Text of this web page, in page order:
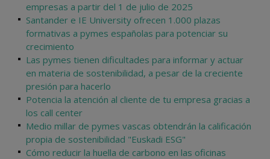
empresas a partir del 1 de julio de 2025
Santander e IE University ofrecen 1.000 plazas
formativas a pymes españolas para potenciar su
crecimiento
Las pymes tienen dificultades para informar y actuar
en materia de sostenibilidad, a pesar de la creciente
presión para hacerlo
Potencia la atención al cliente de tu empresa gracias a
los call center
Medio millar de pymes vascas obtendrán la calificación
propia de sostenibilidad "Euskadi ESG"
Cómo reducir la huella de carbono en las oficinas